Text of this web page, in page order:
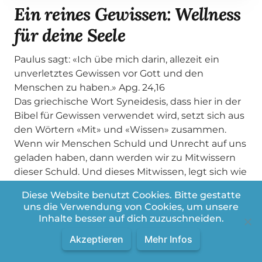
Ein reines Gewissen: Wellness
für deine Seele
Paulus sagt: «Ich übe mich darin, allezeit ein
unverletztes Gewissen vor Gott und den
Menschen zu haben.» Apg. 24,16
Das griechische Wort Syneidesis, dass hier in der
Bibel für Gewissen verwendet wird, setzt sich aus
den Wörtern «Mit» und «Wissen» zusammen.
Wenn wir Menschen Schuld und Unrecht auf uns
geladen haben, dann werden wir zu Mitwissern
dieser Schuld. Und dieses Mitwissen, legt sich wie
Mehr dazu in diesem kurzen Video…
Besuche meine Webseite: www.gabriel-
Folge mir auf den sozialen Medien
https://www.instagram.com/gabriel_haesler/
Diese Website benutzt Cookies. Bitte gestatte
uns die Verwendung von Cookies, um unsere
Inhalte besser auf dich zuzuschneiden.
Akzeptieren Mehr Infos